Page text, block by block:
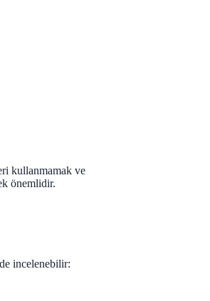
kullanmamak ve
önemlidir.
incelenebilir: